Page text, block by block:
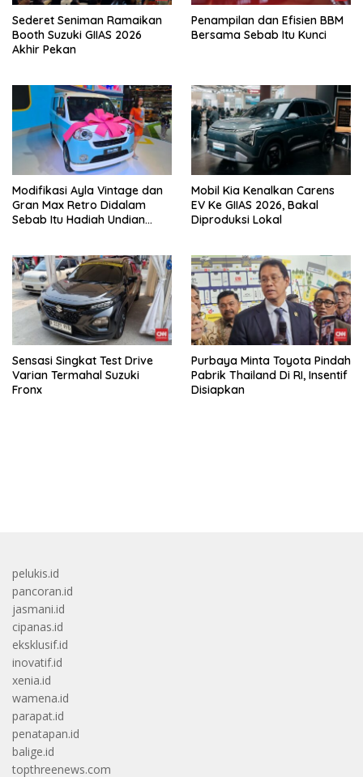
Sederet Seniman Ramaikan
Booth Suzuki GIIAS 2026
Akhir Pekan
Penampilan dan Efisien BBM
Bersama Sebab Itu Kunci
Modifikasi Ayla Vintage dan
Gran Max Retro Didalam
Sebab Itu Hadiah Undian
Mobil Kia Kenalkan Carens
EV Ke GIIAS 2026, Bakal
Diproduksi Lokal
Sensasi Singkat Test Drive
Varian Termahal Suzuki
Fronx
Purbaya Minta Toyota Pindah
Pabrik Thailand Di RI, Insentif
Disiapkan
pelukis.id
pancoran.id
jasmani.id
cipanas.id
eksklusif.id
inovatif.id
xenia.id
wamena.id
parapat.id
penatapan.id
balige.id
topthreenews.com